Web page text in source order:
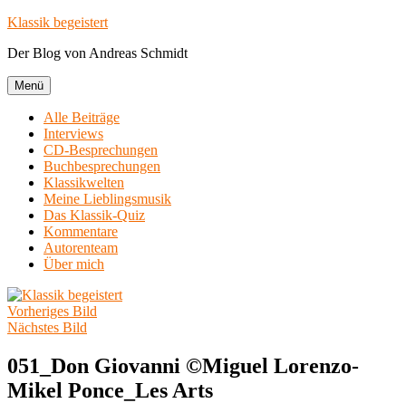
Zum
springen
Klassik begeistert
Der Blog von Andreas Schmidt
Menü
Alle Beiträge
Interviews
CD-Besprechungen
Buchbesprechungen
Klassikwelten
Meine Lieblingsmusik
Das Klassik-Quiz
Kommentare
Autorenteam
Über mich
Vorheriges Bild
Nächstes Bild
051_Don Giovanni ©Miguel Lorenzo-
Mikel Ponce_Les Arts